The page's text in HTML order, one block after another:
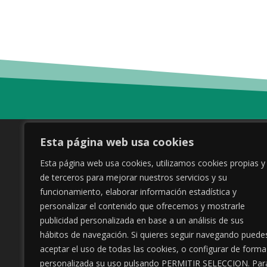
Esta página web usa cookies
Esta página web usa cookies, utilizamos cookies propias y
de terceros para mejorar nuestros servicios y su
funcionamiento, elaborar información estadística y
personalizar el contenido que ofrecemos y mostrarle
publicidad personalizada en base a un análisis de sus
hábitos de navegación. Si quieres seguir navegando
aceptar el uso de todas las cookies, o configurar de forma
personalizada su uso pulsando PERMITIR SELECCION.
COP Ponferrada (Centro
Oposiciones Policiales)
Calle Real, 40
24402 Ponferrada
Correo: info@copponferrada.es
Tel: 987 83 12 83
Horario L-V 10:00 a 13:00 / 16:00 a